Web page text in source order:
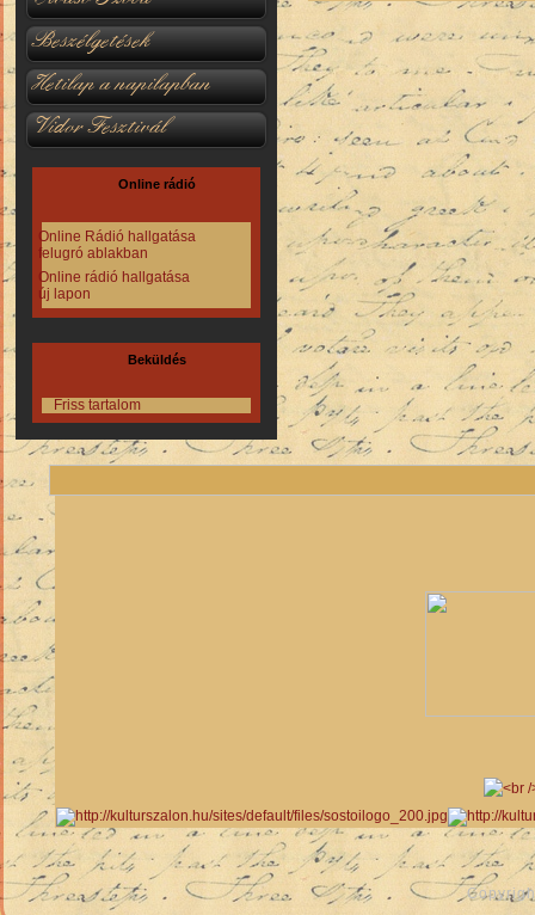
Beszélgetések
Hetilap a napilapban
Vidor Fesztivál
Online rádió
Online Rádió hallgatása
felugró ablakban
Online rádió hallgatása
új lapon
Beküldés
Friss tartalom